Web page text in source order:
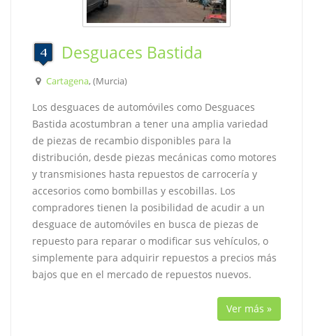
Desguaces Bastida
Cartagena, (Murcia)
Los desguaces de automóviles como Desguaces
Bastida acostumbran a tener una amplia variedad
de piezas de recambio disponibles para la
distribución, desde piezas mecánicas como motores
y transmisiones hasta repuestos de carrocería y
accesorios como bombillas y escobillas. Los
compradores tienen la posibilidad de acudir a un
desguace de automóviles en busca de piezas de
repuesto para reparar o modificar sus vehículos, o
simplemente para adquirir repuestos a precios más
bajos que en el mercado de repuestos nuevos.
Ver más »